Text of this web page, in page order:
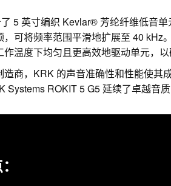
5 英寸编织 Kevlar® 芳纶纤维低音
，可将频率范围平滑地扩展至 40
温度下均匀且更高效地驱动单元，
造商，KRK 的声音准确性和性能使其
ROKIT 5 G5 延续了卓越音质